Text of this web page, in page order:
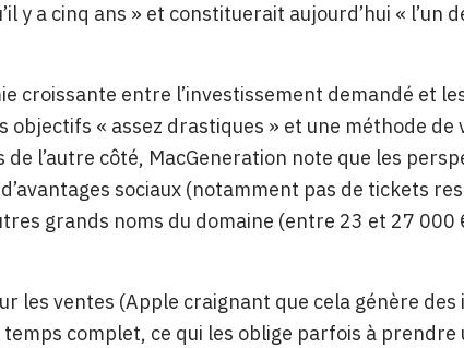
y a cinq ans » et constituerait aujourd’hui « l’un
croissante entre l’investissement demandé et
objectifs « assez drastiques » et une méthode de
de l’autre côté, MacGeneration note que les
sociaux (notamment pas de tickets
grands noms du domaine (entre 23 et 27
les ventes (Apple craignant que cela génère
complet, ce qui les oblige parfois à prendre